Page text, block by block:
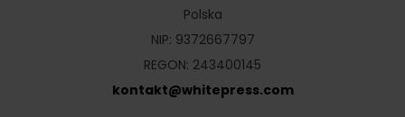
Polska
NIP: 9372667797
REGON: 243400145
kontakt@whitepress.com